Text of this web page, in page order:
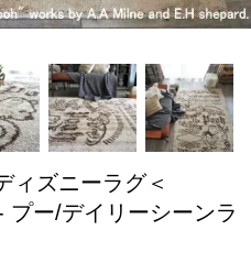
ィズニーラグ＜
プー/デイリーシーンラ